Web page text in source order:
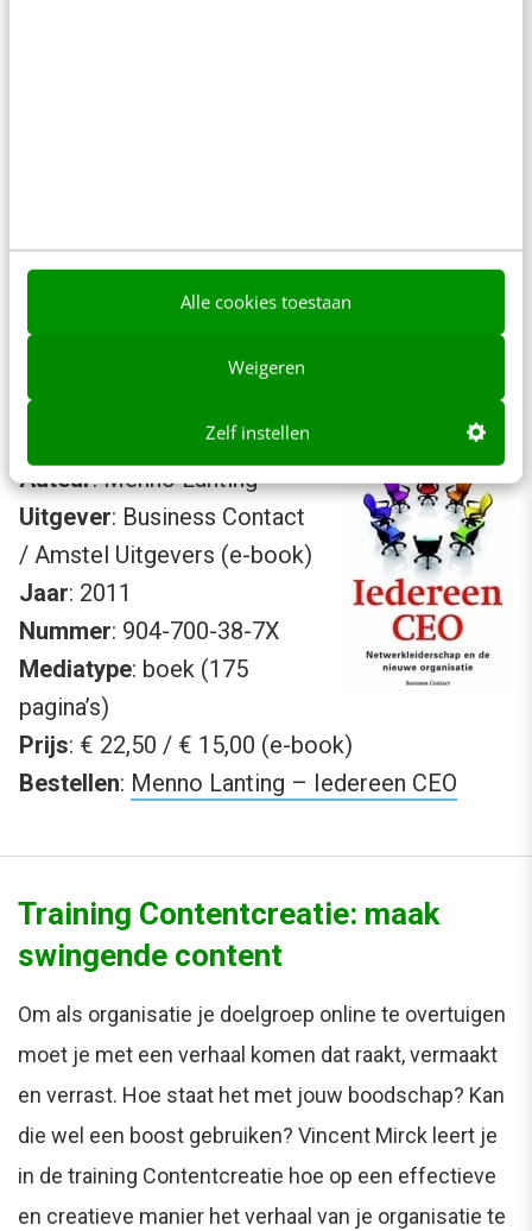
Alle cookies toestaan
Weigeren
Zelf instellen
ivoren torennaar de ‘connected’ leiders. En
doet dat op zo’n prettige manier dat je
‘Iedereen CEO’ in een of twee avonden
: Iedereen CEO
Auteur: Menno Lanting
Uitgever: Business Contact
/ Amstel Uitgevers (e-book)
Jaar: 2011
Nummer: 904-700-38-7X
Mediatype: boek (175
pagina’s)
Prijs: € 22,50 / € 15,00 (e-book)
Bestellen: Menno Lanting – Iedereen CEO
Training Contentcreatie: maak
swingende content
Om als organisatie je doelgroep online te overtuigen
moet je met een verhaal komen dat raakt, vermaakt
en verrast. Hoe staat het met jouw boodschap? Kan
die wel een boost gebruiken? Vincent Mirck leert je
in de training Contentcreatie hoe op een effectieve
en creatieve manier het verhaal van je organisatie te